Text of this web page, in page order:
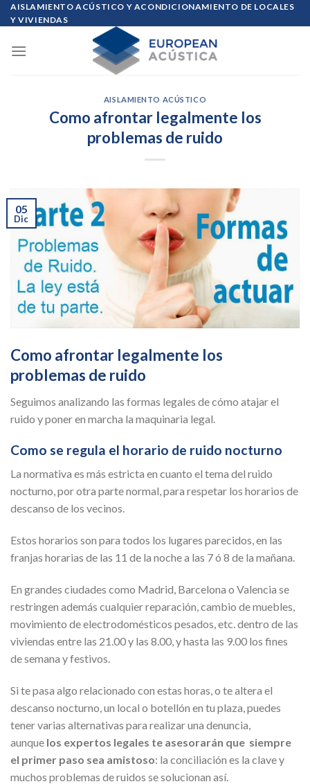
Skip
to
AISLAMIENTO ACÚSTICO Y ACONDICIONAMIENTO DE LOCALES
Y VIVIENDAS
AISLAMIENTO ACÚSTICO
Como afrontar legalmente los
problemas de ruido
05
Dic
Como afrontar legalmente los
problemas de ruido
Seguimos analizando las formas legales de cómo atajar el
ruido y poner en marcha la maquinaria legal.
Como se regula el horario de ruido nocturno
La normativa es más estricta en cuanto el tema del ruido
nocturno, por otra parte normal, para respetar los horarios de
descanso de los vecinos.
Estos horarios son para todos los lugares parecidos, en las
franjas horarias de las 11 de la noche a las 7 ó 8 de la mañana.
En grandes ciudades como Madrid, Barcelona o Valencia se
restringen además cualquier reparación, cambio de muebles,
movimiento de electrodomésticos pesados, etc. dentro de las
viviendas entre las 21.00 y las 8.00, y hasta las 9.00 los fines
de semana y festivos.
Si te pasa algo relacionado con estas horas, o te altera el
descanso nocturno, un local o botellón en tu plaza, puedes
tener varias alternativas para realizar una denuncia,
aunque los expertos legales te asesorarán que siempre
el primer paso sea amistoso: la conciliación es la clave y
muchos problemas de ruidos se solucionan así.